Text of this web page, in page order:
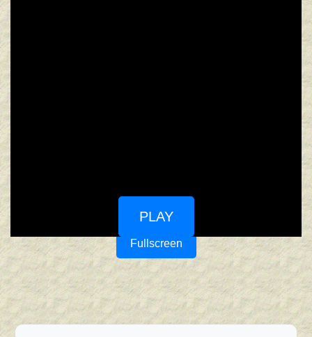
PLAY
Fullscreen